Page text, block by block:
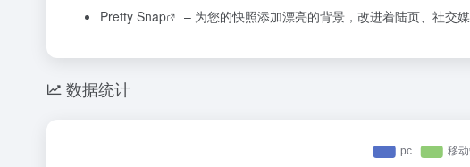
Pretty Snap
– 为您的快照添加漂亮的背景，改进着陆页、社交
数据统计